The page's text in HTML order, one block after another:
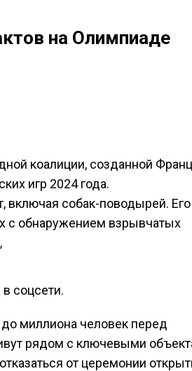
на Олимпиаде
коалиции, созданной
игр 2024 года.
включая собак-поводырей. Его
с обнаружением взрывчатых
соцсети.
миллиона человек перед
рядом с ключевыми
от церемонии